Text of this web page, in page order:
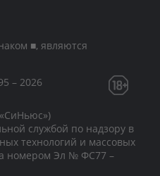
■, являются
– 2026
службой по надзору в
технологий и массовых
номером Эл № ФС77 –